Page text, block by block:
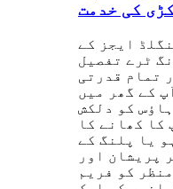
کی خدمت
ایجز کے
ٹرے تفصیل
تمام قدرتی
کے گھر میں
کو دلکش
کا کھانے کا
یا پلنگ کے
پریشان اور
کو فریم